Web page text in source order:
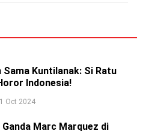
Sama Kuntilanak: Si Ratu
Indonesia!
Oct 2024
Ganda Marc Marquez di